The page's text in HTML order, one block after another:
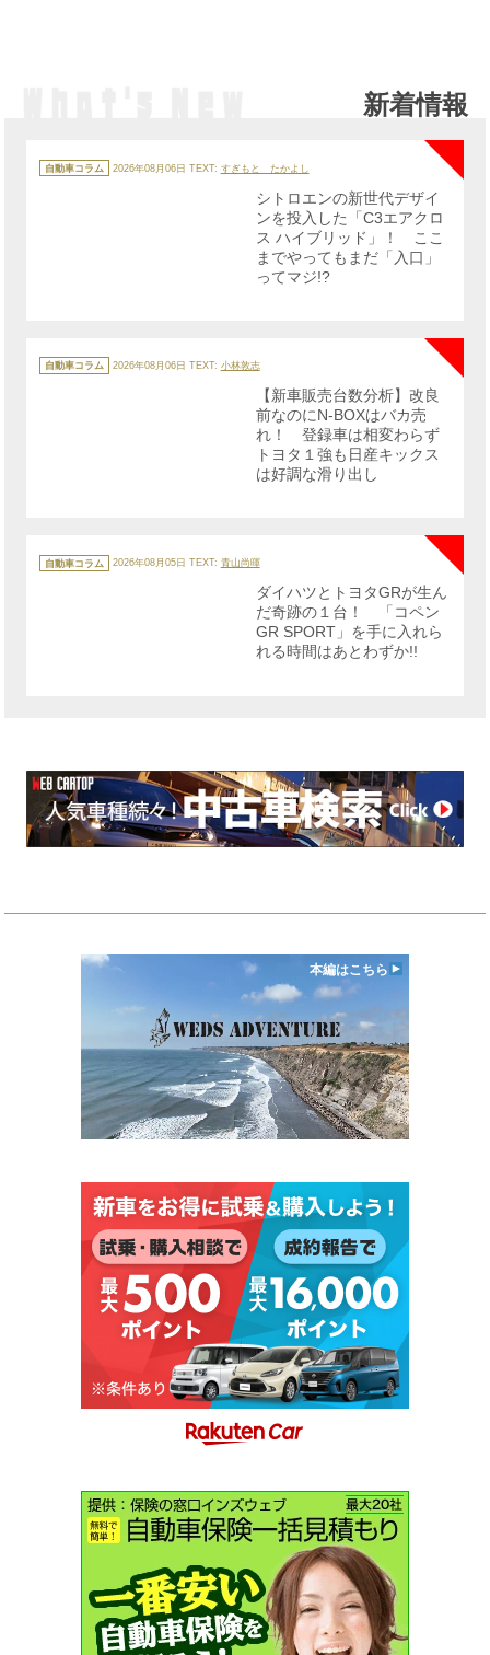
新着情報
テ
ゴ
自動車コラム 2026年08月06日 TEXT: すぎもと たかよし
NEW
シトロエンの新世代デザイ
ンを投入した「C3エアクロ
ス ハイブリッド」！ ここ
までやってもまだ「入口」
ってマジ!?
テ
ゴ
自動車コラム 2026年08月06日 TEXT: 小林敦志
【新車販売台数分析】改良
前なのにN-BOXはバカ売
れ！ 登録車は相変わらず
トヨタ１強も日産キックス
は好調な滑り出し
テ
ゴ
自動車コラム 2026年08月05日 TEXT: 青山尚暉
ダイハツとトヨタGRが生ん
だ奇跡の１台！ 「コペン
GR SPORT」を手に入れら
れる時間はあとわずか!!
本編はこちら